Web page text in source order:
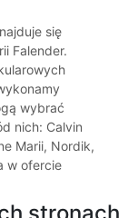
się
Falender.
wybrać
nich: Calvin
Marii, Nordik,
w ofercie